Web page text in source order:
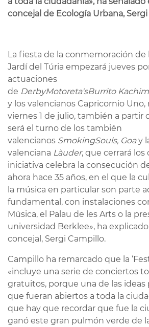
concejal de Ecología Urbana,
La fiesta de la conmemoración de
Jardí del Túria empezará jueves
actuaciones
de DerbyMotoreta'sBurrito
y los valencianos Capricornio Uno,
viernes 1 de julio, también a partir
será el turno de los también
valencianos SmokingSouls, Goay
valenciana Làuder, que cerrará los
iniciativa celebra la consecución
ahora hace 35 años, en el que la
la música en particular son parte
fundamental, con instalaciones
Música, el Palau de les Arts o la
universidad Berklee», ha
concejal, Sergi Campillo.
Campillo ha remarcado que la
«incluye una serie de conciertos
gratuitos, porque una de las ideas
que fueran abiertos a toda la
que hay que recordar que fue la
ganó este gran pulmón verde de